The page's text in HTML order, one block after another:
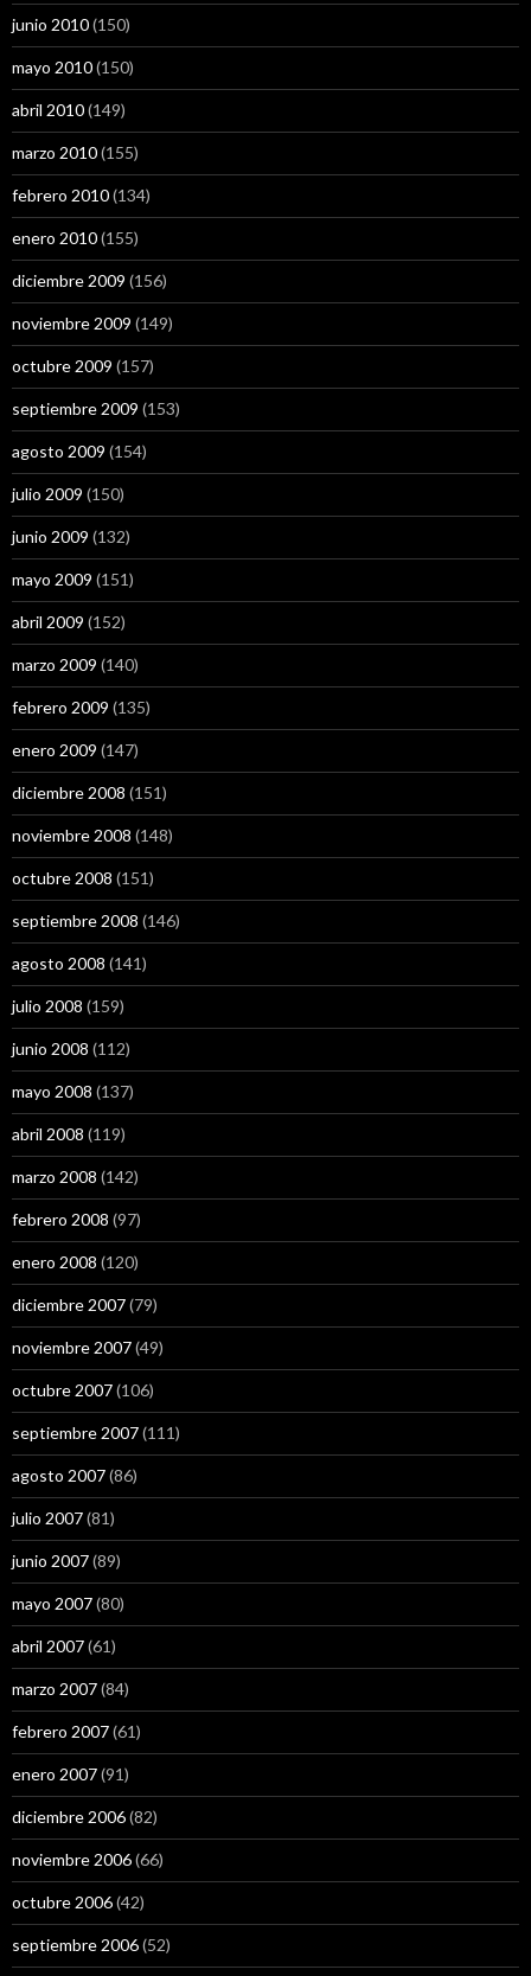
junio 2010(150)
mayo 2010(150)
abril 2010(149)
marzo 2010(155)
febrero 2010(134)
enero 2010(155)
diciembre 2009 (156)
noviembre 2009 (149)
octubre 2009 (157)
septiembre 2009 (153)
agosto 2009 (154)
julio 2009 (150)
junio 2009 (132)
mayo 2009 (151)
abril 2009 (152)
marzo 2009 (140)
febrero 2009 (135)
enero 2009 (147)
diciembre 2008 (151)
noviembre 2008 (148)
octubre 2008 (151)
septiembre 2008 (146)
agosto 2008 (141)
julio 2008 (159)
junio 2008 (112)
mayo 2008 (137)
abril 2008 (119)
marzo 2008 (142)
febrero 2008 (97)
enero 2008 (120)
diciembre 2007(79)
noviembre 2007(49)
octubre 2007(106)
septiembre 2007(111)
agosto 2007(86)
julio 2007(81)
junio 2007(89)
mayo 2007(80)
abril 2007(61)
marzo 2007(84)
febrero 2007(61)
enero 2007(91)
diciembre 2006(82)
noviembre 2006(66)
octubre 2006(42)
septiembre 2006(52)